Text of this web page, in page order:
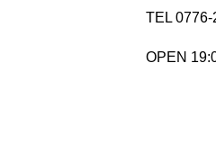
TEL
OPEN